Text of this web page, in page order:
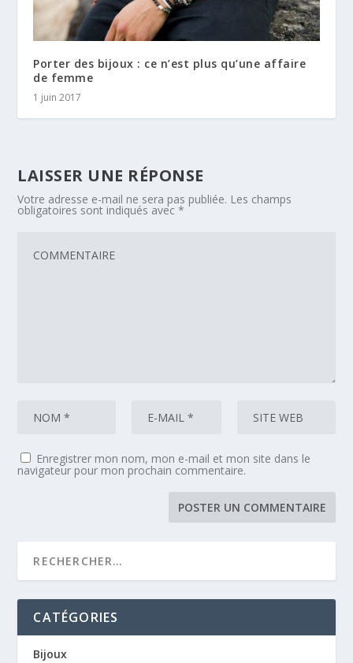
Porter des bijoux : ce n’est plus qu’une affaire
de femme
1 juin 2017
LAISSER UNE RÉPONSE
Votre adresse e-mail ne sera pas publiée. Les champs
obligatoires sont indiqués avec*
Enregistrer mon nom, mon e-mail et mon site dans le
navigateur pour mon prochain commentaire.
CATÉGORIES
Bijoux